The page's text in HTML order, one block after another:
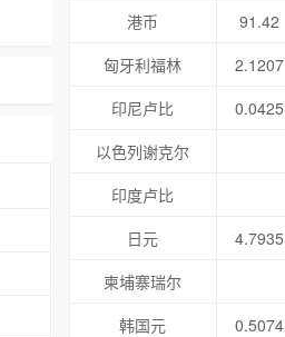
港币
91.42
匈牙利福林
2.1207
印尼卢比
0.0425
以色列谢克尔
印度卢比
日元
4.7935
柬埔寨瑞尔
韩国元
0.5074